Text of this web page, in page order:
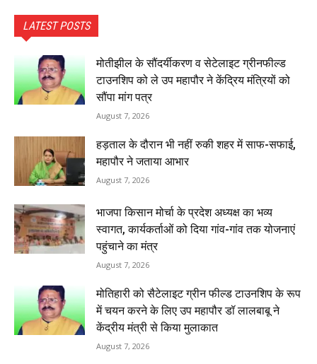
LATEST POSTS
मोतीझील के सौंदर्यीकरण व सेटेलाइट ग्रीनफील्ड
टाउनशिप को ले उप महापौर ने केंद्रिय मंत्रियों को
सौंपा मांग पत्र
August 7, 2026
हड़ताल के दौरान भी नहीं रुकी शहर में साफ-सफाई,
महापौर ने जताया आभार
August 7, 2026
भाजपा किसान मोर्चा के प्रदेश अध्यक्ष का भव्य
स्वागत, कार्यकर्ताओं को दिया गांव-गांव तक योजनाएं
पहुंचाने का मंत्र
August 7, 2026
मोतिहारी को सैटेलाइट ग्रीन फील्ड टाउनशिप के रूप
में चयन करने के लिए उप महापौर डॉ लालबाबू ने
केंद्रीय मंत्री से किया मुलाकात
August 7, 2026